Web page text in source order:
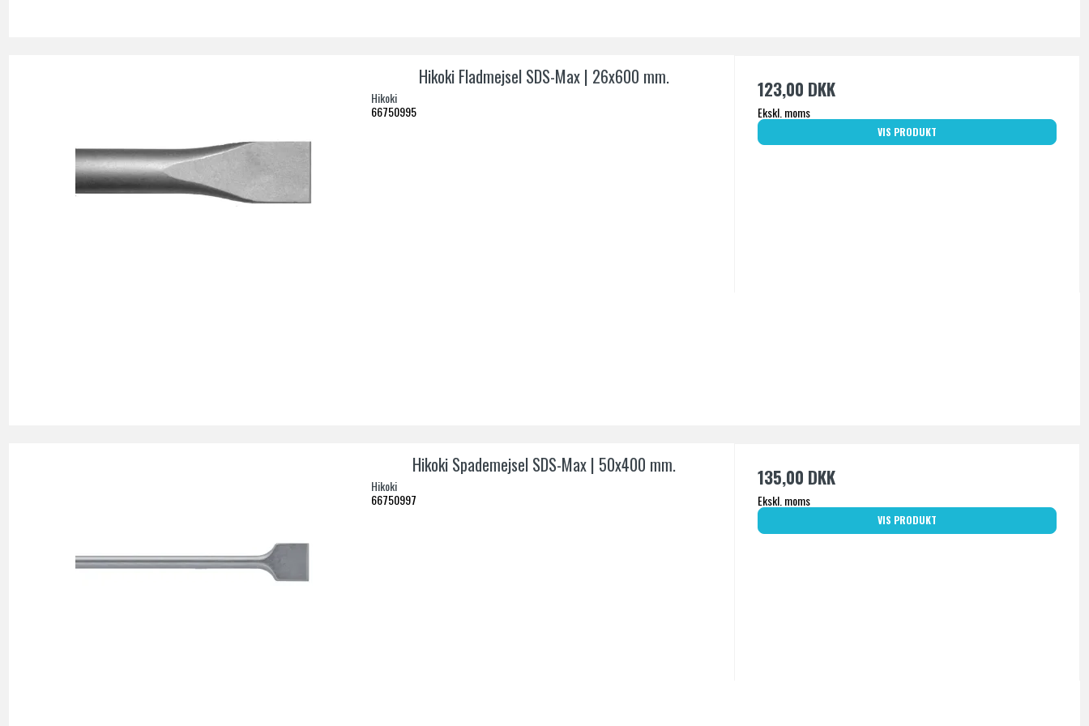
Hikoki Fladmejsel SDS-Max | 26x600 mm.
Hikoki
66750995
123,00 DKK
Ekskl. moms
VIS PRODUKT
Hikoki Spademejsel SDS-Max | 50x400 mm.
Hikoki
66750997
135,00 DKK
Ekskl. moms
VIS PRODUKT